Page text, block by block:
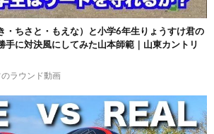
・ちさと・もえな）と小学6年生りょうすけ君の
手に対決風にしてみた山本師範｜山東カントリ
のラウンド動画